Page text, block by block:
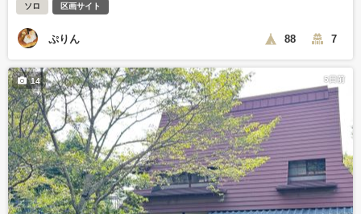
ソロ 区画サイト
ぷりん 88 7
5日前
14